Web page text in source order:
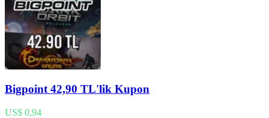
Bigpoint 42,90 TL'lik Kupon
US$ 0,94